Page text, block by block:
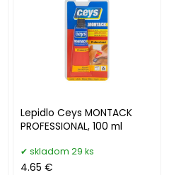
Lepidlo Ceys MONTACK
PROFESSIONAL, 100 ml
skladom 29 ks
4.65 €